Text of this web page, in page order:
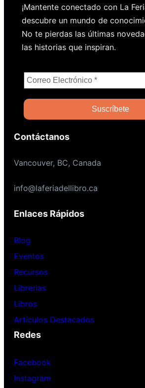
¡Mantente conectado con La
descubre un mundo de
No te pierdas las últimas
las historias que inspiran.
Contáctanos
Vancouver, BC, Canada
info@laferiadellibro.ca
Enlaces Rápidos
Blog
Eventos
Recursos
Librerias
Libros
Artículos Destacados
Redes
Facebook
Instagram